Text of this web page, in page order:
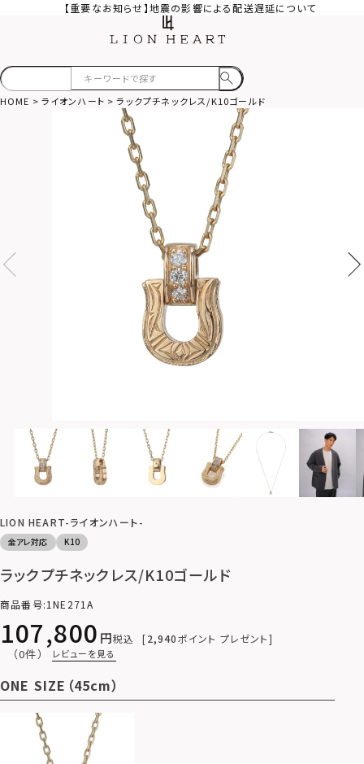
【重要なお知らせ】地震の影響による配送遅延について
HOME ライオンハート ラックプチネックレス/K10ゴールド
LION HEART-ライオンハート-
金アレ対応 K10
ラックプチネックレス/K10ゴールド
商品番号 1NE271A
107,800 税込 2,940ポイント プレゼント
（0件） レビューを見る
ONE SIZE（45cm）